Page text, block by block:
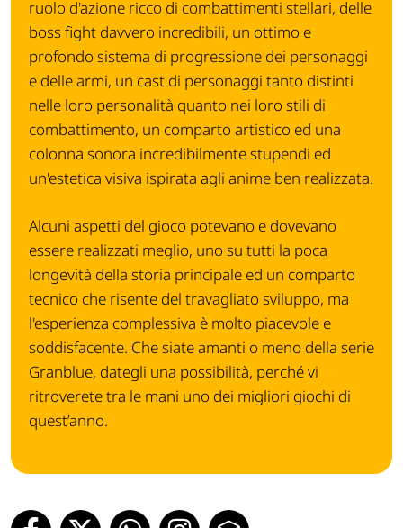
ruolo d'azione ricco di combattimenti stellari, delle
boss fight davvero incredibili, un ottimo e
profondo sistema di progressione dei personaggi
e delle armi, un cast di personaggi tanto distinti
nelle loro personalità quanto nei loro stili di
combattimento, un comparto artistico ed una
colonna sonora incredibilmente stupendi ed
un'estetica visiva ispirata agli anime ben realizzata.
Alcuni aspetti del gioco potevano e dovevano
essere realizzati meglio, uno su tutti la poca
longevità della storia principale ed un comparto
tecnico che risente del travagliato sviluppo, ma
l'esperienza complessiva è molto piacevole e
soddisfacente. Che siate amanti o meno della serie
Granblue, dategli una possibilità, perché vi
ritroverete tra le mani uno dei migliori giochi di
quest’anno.